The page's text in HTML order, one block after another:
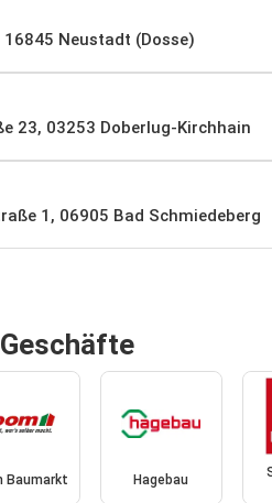
Neustadt (Dosse)
23, 03253 Doberlug-Kirchhain
1, 06905 Bad Schmiedeberg
Baumarkt Hagebau